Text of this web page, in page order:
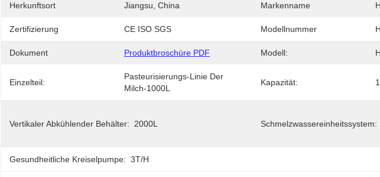
Herkunftsort Jiangsu, China Markenname
Zertifizierung CE ISO SGS Modellnummer
Dokument Produktbroschüre PDF Modell:
Einzelteil:
Pasteurisierungs-Linie Der
Milch-1000L
Kapazität:
Vertikaler Abkühlender Behälter: 2000L Schmelzwassereinheitssystem:
Gesundheitliche Kreiselpumpe: 3T/h